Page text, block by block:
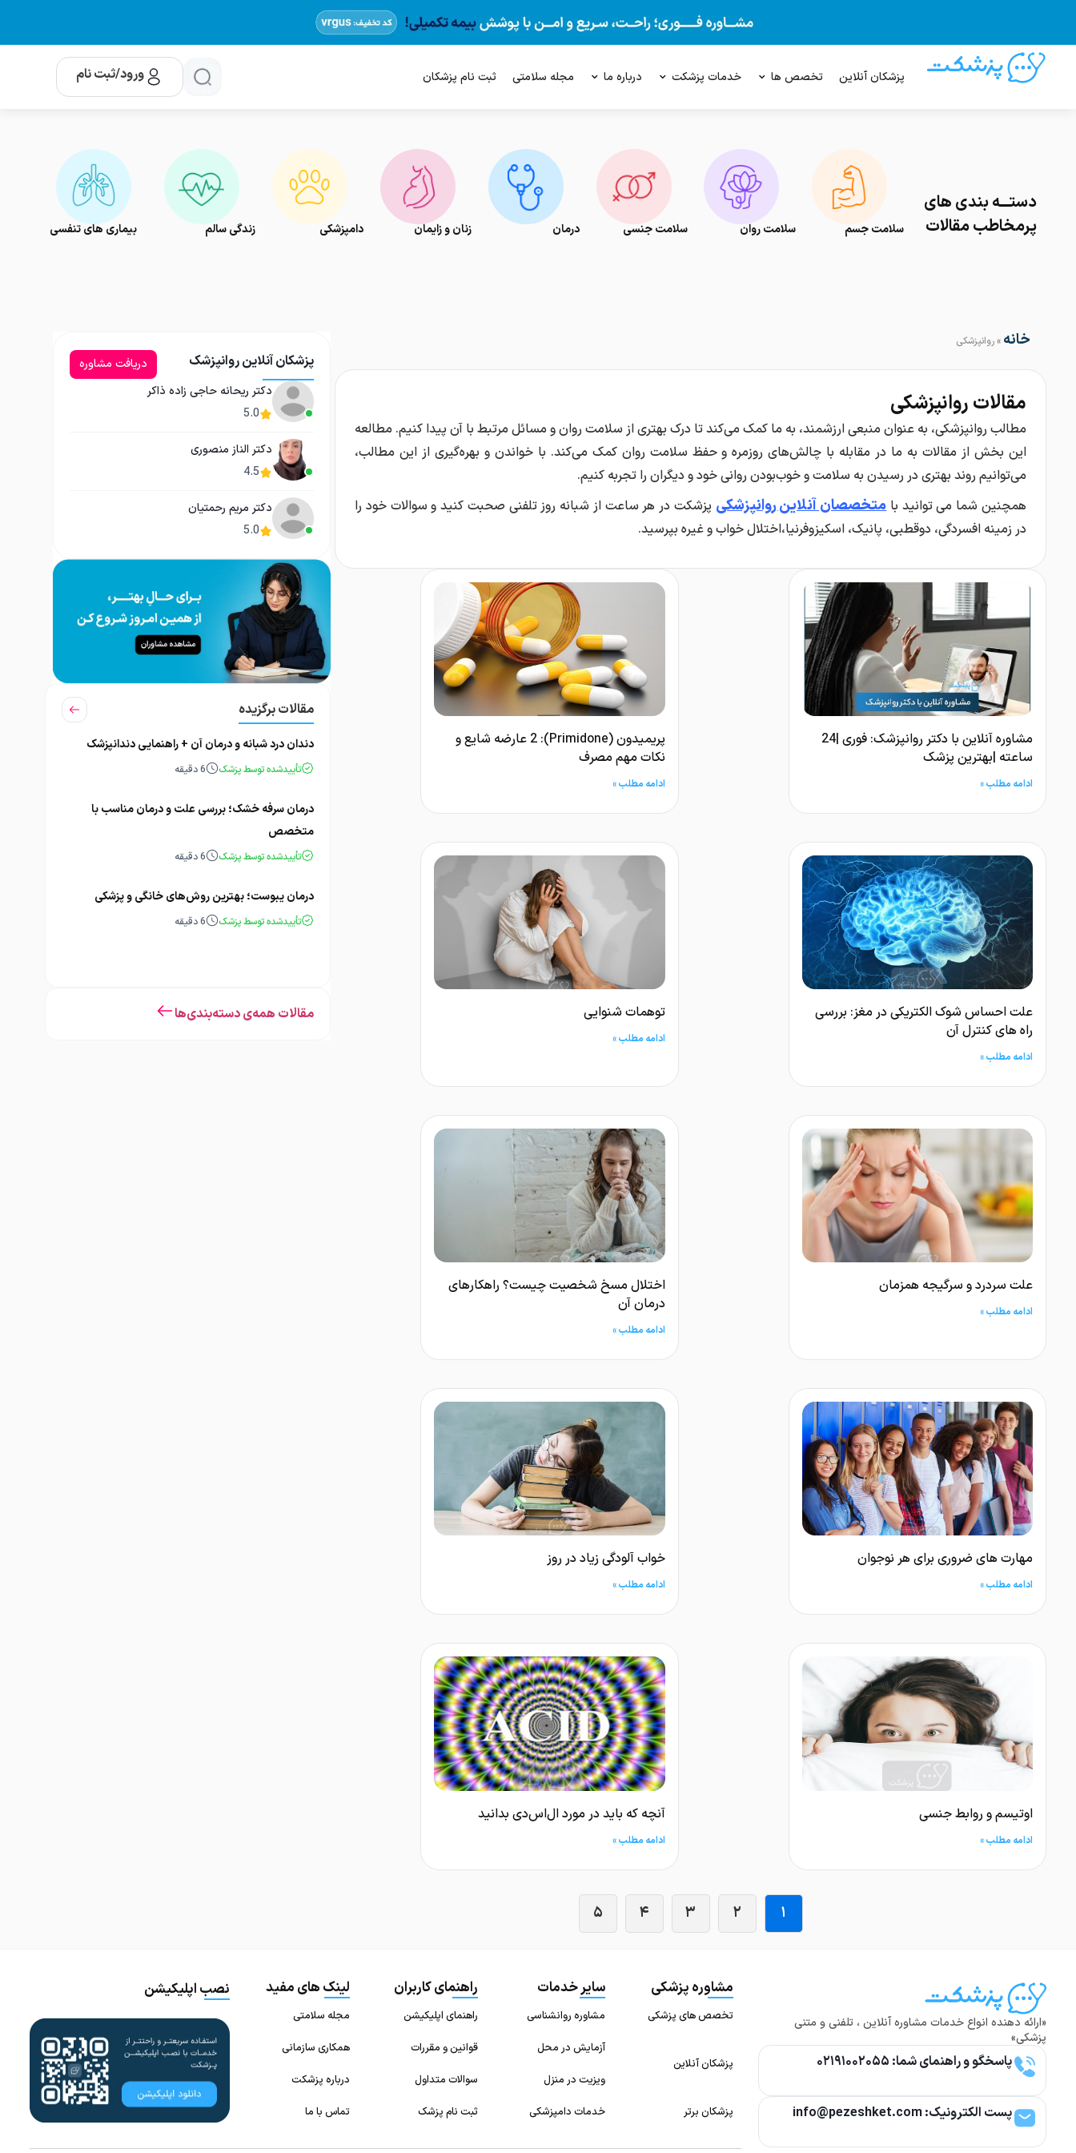
پزشکان آنلاین تخصص ها خدمات پزشکت درباره ما مجله سلامتی ثبت نام پزشکان ورود/ثبت نام
دستـــه بندی های
پرمخاطب مقالات
سلامت جسم سلامت روان سلامت جنسی درمان زنان و زایمان دامپزشکی زندگی سالم بیماری های تنفسی
خانه » روانپزشکی
مقالات روانپزشکی
مطالب روانپزشکی، به عنوان منبعی ارزشمند، به ما کمک می‌کند تا درک بهتری از سلامت روان و مسائل مرتبط با آن پیدا کنیم. مطالعه
این بخش از مقالات به ما در مقابله با چالش‌های روزمره و حفظ سلامت روان کمک می‌کند. با خواندن و بهره‌گیری از این مطالب،
می‌توانیم روند بهتری در رسیدن به سلامت و خوب‌بودن روانی خود و دیگران را تجربه کنیم.
همچنین شما می توانید بامتخصصان آنلاین روانپزشکی پزشکت در هر ساعت از شبانه روز تلفنی صحبت کنید و سوالات خود را
در زمینه افسردگی، دوقطبی، پانیک، اسکیزوفرنیا،اختلال خواب و غیره بپرسید.
مشاوره آنلاین با دکتر روانپزشک: فوری |24
ساعته |بهترین پزشک
ادامه مطلب »
پریمیدون (Primidone): 2 عارضه شایع و
نکات مهم مصرف
ادامه مطلب »
علت احساس شوک الکتریکی در مغز: بررسی
راه های کنترل آن
ادامه مطلب »
توهمات شنوایی
ادامه مطلب »
علت سردرد و سرگیجه همزمان
ادامه مطلب »
اختلال مسخ شخصیت چیست؟ راهکارهای
درمان آن
ادامه مطلب »
مهارت های ضروری برای هر نوجوان
ادامه مطلب »
خواب آلودگی زیاد در روز
ادامه مطلب »
اوتیسم و روابط جنسی
ادامه مطلب »
آنچه که باید در مورد ال‌اس‌دی بدانید
ادامه مطلب »
۱ ۲ ۳ ۴ ۵
پزشکان آنلاین روانپزشک
دریافت مشاوره
دکتر ریحانه حاجی زاده ذاکر
5.0
دکتر الناز منصوری
4.5
دکتر مریم رحمتیان
5.0
مقالات برگزیده
دندان درد شبانه و درمان آن + راهنمایی دندانپزشک
تأییدشده توسط پزشک 6دقیقه
درمان سرفه خشک؛ بررسی علت و درمان مناسب با
متخصص
تأییدشده توسط پزشک 6دقیقه
درمان یبوست؛ بهترین روش‌های خانگی و پزشکی
تأییدشده توسط پزشک 6دقیقه
مقالات همه‌ی دسته‌بندی‌ها
«ارائه دهنده انواع خدمات مشاوره آنلاین ، تلفنی و متنی
پزشکی»
پاسخگو و راهنمای شما: ۰۲۱۹۱۰۰۲۰۵۵
پست الکترونیک: info@pezeshket.com​
مشاوره پزشکی
تخصص های پزشکی
پزشکان آنلاین
پزشکان برتر
سایر خدمات
مشاوره روانشناسی
آزمایش در محل
ویزیت در منزل
خدمات دامپزشکی
راهنمای کاربران
راهنمای اپلیکیشن
قوانین و مقررات
سوالات متداول
ثبت نام پزشک
لینک های مفید
مجله سلامتی
همکاری سازمانی
درباره پزشکت
تماس با ما
نصب اپلیکیشن